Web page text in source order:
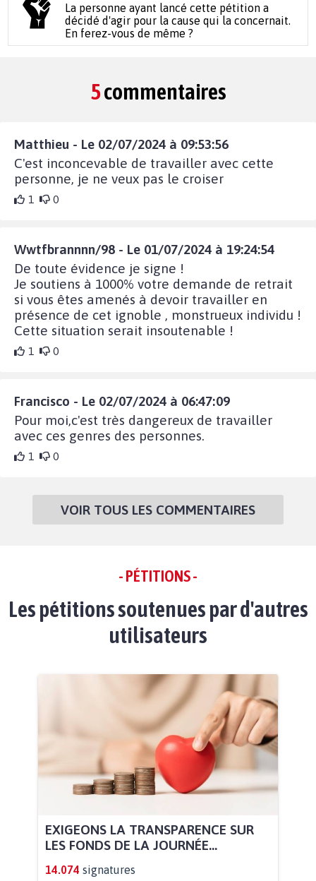
La personne ayant lancé cette pétition a
décidé d'agir pour la cause qui la concernait.
En ferez-vous de même ?
5commentaires
Matthieu - Le 02/07/2024 à 09:53:56
C'est inconcevable de travailler avec cette
personne, je ne veux pas le croiser
1 0
Wwtfbrannnn/98 - Le 01/07/2024 à 19:24:54
De toute évidence je signe !
Je soutiens à 1000% votre demande de retrait
si vous êtes amenés à devoir travailler en
présence de cet ignoble , monstrueux individu !
Cette situation serait insoutenable !
1 0
Francisco - Le 02/07/2024 à 06:47:09
Pour moi,c'est très dangereux de travailler
avec ces genres des personnes.
1 0
VOIR TOUS LES COMMENTAIRES
- PÉTITIONS -
Les pétitions soutenues par d'autres
utilisateurs
EXIGEONS LA TRANSPARENCE SUR
LES FONDS DE LA JOURNÉE...
14.074 signatures